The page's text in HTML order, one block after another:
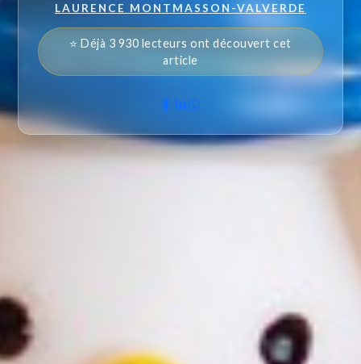
LAURENCE MONTMASSON-VALVERDE
⭐ Déjà 3 930 lecteurs ont découvert cet
article